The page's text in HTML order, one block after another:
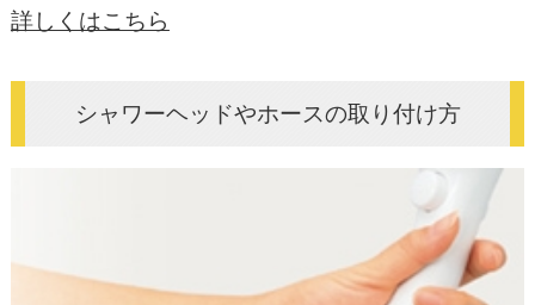
詳しくはこちら
シャワーヘッドやホースの取り付け方